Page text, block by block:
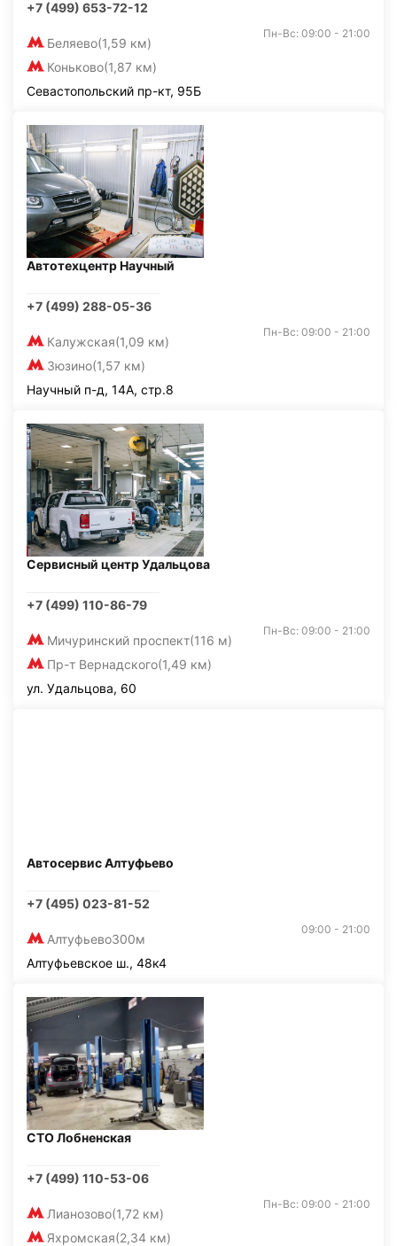
+7 (499) 653-72-12
Беляево(1,59 км)
Коньково(1,87 км)
Пн-Вс: 09:00 - 21:00
Севастопольский пр-кт, 95Б
Автотехцентр Научный
+7 (499) 288-05-36
Калужская(1,09 км)
Зюзино(1,57 км)
Пн-Вс: 09:00 - 21:00
Научный п-д, 14А, стр.8
Сервисный центр Удальцова
+7 (499) 110-86-79
Мичуринский проспект(116 м)
Пр-т Вернадского(1,49 км)
Пн-Вс: 09:00 - 21:00
ул. Удальцова, 60
Автосервис Алтуфьево
+7 (495) 023-81-52
Алтуфьево300м
09:00 - 21:00
Алтуфьевское ш., 48к4
СТО Лобненская
+7 (499) 110-53-06
Лианозово(1,72 км)
Яхромская(2,34 км)
Пн-Вс: 09:00 - 21:00